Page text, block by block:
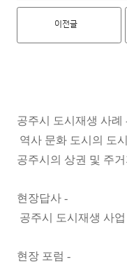
이전글
공주시 도시재생 사례
역사 문화 도시의 도
공주시의 상권 및 주
현장답사 -
공주시 도시재생 사
현장 포럼 -